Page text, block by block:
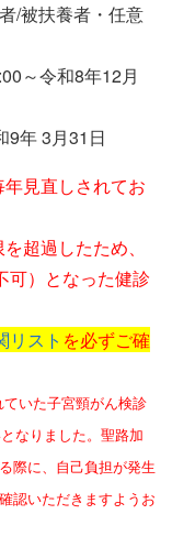
/被扶養者・任意
～令和8年12月
9年 3月31日
見直しされてお
超過したため、
可）となった健診
リスト を必ずご確
いた子宮頸がん検診
なりました。 聖路加
際に、自己負担が発生
認いただきますようお